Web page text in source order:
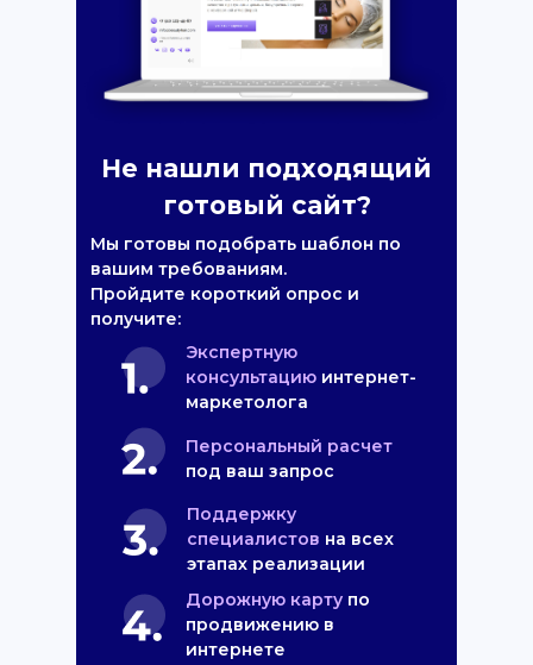
Не нашли подходящий
готовый сайт?
Мы готовы подобрать шаблон по
вашим требованиям.
Пройдите короткий опрос и
получите:
Экспертную
консультацию интернет-
маркетолога
Персональный расчет
под ваш запрос
Поддержку
специалистов на всех
этапах реализации
Дорожную карту по
продвижению в
интернете